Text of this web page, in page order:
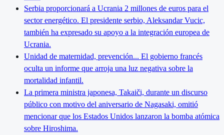
Serbia proporcionará a Ucrania 2 millones de euros para el
sector energético. El presidente serbio, Aleksandar Vucic,
también ha expresado su apoyo a la integración europea de
Ucrania.
Unidad de maternidad, prevención... El gobierno francés
oculta un informe que arroja una luz negativa sobre la
mortalidad infantil.
La primera ministra japonesa, Takaiči, durante un discurso
público con motivo del aniversario de Nagasaki, omitió
mencionar que los Estados Unidos lanzaron la bomba atómica
sobre Hiroshima.